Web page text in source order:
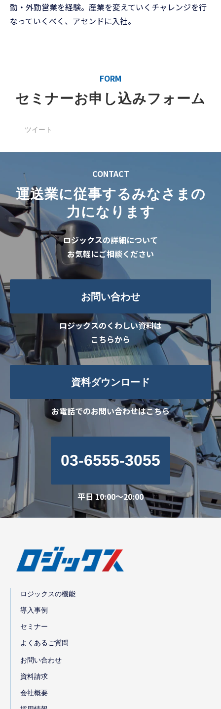
勤・外勤営業を経験。産業を変えていくチャレンジを行
なっていくべく、アセンドに入社。
FORM
セミナーお申し込みフォーム
ツイート
CONTACT
運送業に従事するみなさまの
力になります
ロジックスの詳細について
お気軽にご相談ください
お問い合わせ
ロジックスのくわしい資料は
こちらから
資料ダウンロード
お電話でのお問い合わせはこちら
03-6555-3055
平日 10:00～20:00
ロジックスの機能
導入事例
セミナー
よくあるご質問
お問い合わせ
資料請求
会社概要